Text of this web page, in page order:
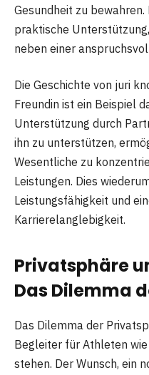
Gesundheit zu
praktische
neben einer
Die Geschichte von juri
Freundin ist ein Beispiel
Unterstützung durch
ihn zu unterstützen,
Wesentliche zu
Leistungen. Dies
Leistungsfähigkeit und
Karrierelanglebigkeit.
Privatsphäre
Das Dilemma
Das Dilemma der
Begleiter für Athleten
stehen. Der Wunsch, ein